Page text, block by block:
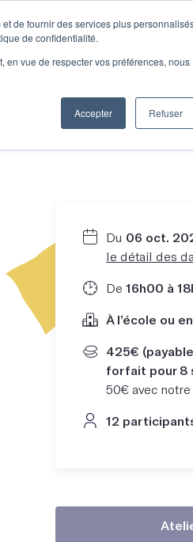
de fournir des services plus
de confidentialité.
en vue de respecter vos préférences, nous
Accepter Refuser
Se connecter
Entreprises
Du 06 oct.
le détail des
De 16h00 à
À l’école ou
425€
forfait pour 8
50€ avec notre
12